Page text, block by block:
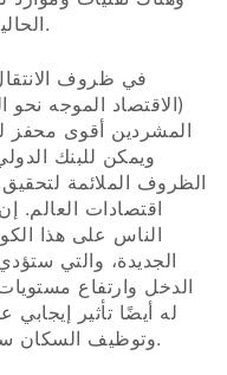
الحالية في المجتمع لا تسمح بحدوث ذلك.
في ظروف
(الاقتصاد الموجه
المشردين أقوى محفز
ويمكن للبنك
الظروف الملائمة
اقتصادات العالم.
الناس على هذا
الجديدة، والتي
الدخل وارتفاع
له أيضًا تأثير إيجابي
وتوظيف السكان سيؤدي إلى انخفاض مستوى الجريمة.